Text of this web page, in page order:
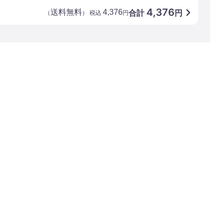
合計 4,376 円
（送料無料） 税込 4,376円